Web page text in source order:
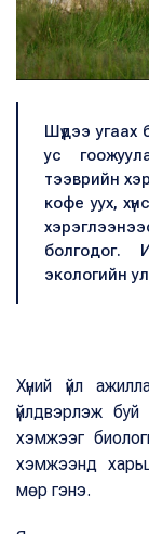
Шүдээ
ус
тээврийн
кофе уух,
болгодог.
экологийн
Хүний үйл
үйлдвэрлэж буй
хэмжээг
хэмжээнд
мөр гэнэ.